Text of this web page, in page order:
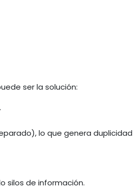
ser la solución:
lo que genera
silos de información.